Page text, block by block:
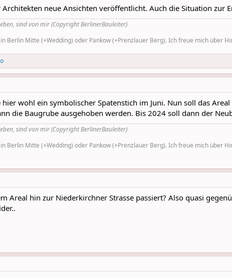
neue Ansichten veröffentlicht. Auch die Situation zur
sind von mir (Copyright BerlinerBauleiter)
Berlin Mitte (+Wedding) oder Pankow (+Prenzlauer Berg). Ich freue mich über
wohl ein symbolischer Spatenstich im Juni. Nun soll das
die Baugrube ausgehoben werden. Bis 2024 soll dann der
sind von mir (Copyright BerlinerBauleiter)
Berlin Mitte (+Wedding) oder Pankow (+Prenzlauer Berg). Ich freue mich über
Areal hin zur Niederkirchner Strasse passiert? Also quasi